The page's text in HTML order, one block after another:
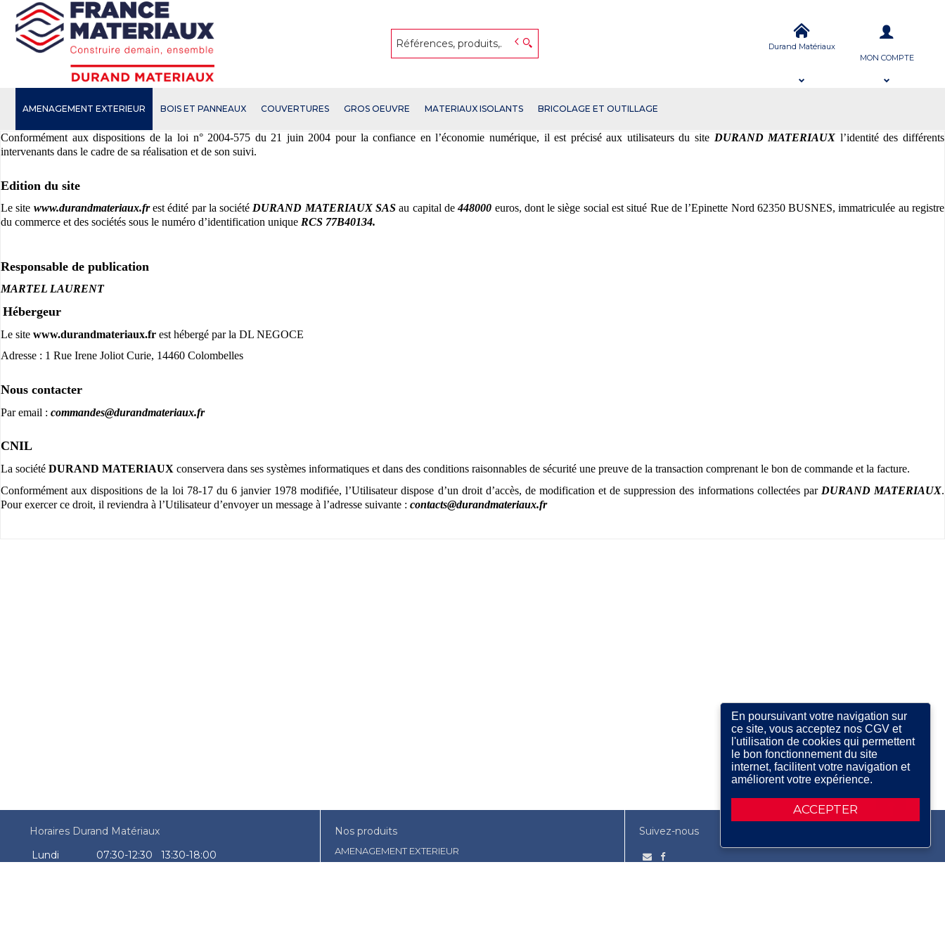
ACCEPTER
En poursuivant votre navigation sur
ce site, vous acceptez nos CGV et
l'utilisation de cookies qui permettent
le bon fonctionnement du site
internet, facilitent votre navigation et
améliorent votre expérience.
Aller
au
contenu
Durand Matériaux
MON COMPTE
AMENAGEMENT EXTERIEUR BOIS ET PANNEAUX COUVERTURES GROS OEUVRE MATERIAUX ISOLANTS BRICOLAGE ET OUTILLAGE
Conformément aux dispositions de la loi n° 2004-575 du 21 juin 2004 pour la confiance en l’économie numérique, il est précisé aux utilisateurs du site DURAND MATERIAUX l’identité des différents
intervenants dans le cadre de sa réalisation et de son suivi.
Edition du site
Le site www.durandmateriaux.frest édité par la société DURAND MATERIAUX SASau capital de448000 euros, dont le siège social est situé Rue de l’Epinette Nord 62350 BUSNES, immatriculée au registre
du commerce et des sociétés sous le numéro d’identification unique RCS 77B40134.
Responsable de publication
MARTEL LAURENT
Hébergeur
Le site www.durandmateriaux.fr est hébergé par la DL NEGOCE
Adresse : 1 Rue Irene Joliot Curie, 14460 Colombelles
Nous contacter
Par email : commandes@durandmateriaux.fr
CNIL
La société DURAND MATERIAUX conservera dans ses systèmes informatiques et dans des conditions raisonnables de sécurité une preuve de la transaction comprenant le bon de commande et la facture.
Conformément aux dispositions de la loi 78-17 du 6 janvier 1978 modifiée, l’Utilisateur dispose d’un droit d’accès, de modification et de suppression des informations collectées par DURAND MATERIAUX.
Pour exercer ce droit, il reviendra à l’Utilisateur d’envoyer un message à l’adresse suivante : contacts@durandmateriaux.fr
Horaires Durand Matériaux
Lundi
07:30-12:30
13:30-18:00
Nos produits
AMENAGEMENT EXTERIEUR
BOIS ET PANNEAUX
Suivez-nous